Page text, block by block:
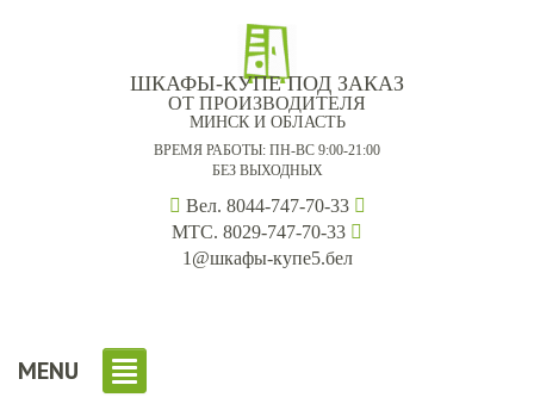
ШКАФЫ-КУПЕ ПОД ЗАКАЗ
ОТ ПРОИЗВОДИТЕЛЯ
МИНСК И ОБЛАСТЬ
ВРЕМЯ РАБОТЫ: ПН-ВС 9:00-21:00
БЕЗ ВЫХОДНЫХ
Вел. 8044-747-70-33
МТС. 8029-747-70-33
1@шкафы-купе5.бел
MENU